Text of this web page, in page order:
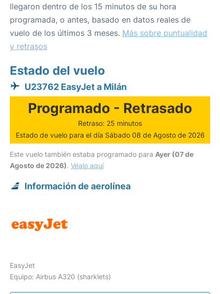
llegaron dentro de los 15 minutos de su hora
programada, o antes, basado en datos reales de
vuelo de los últimos 3 meses. Más sobre puntualidad
y retrasos
Estado del vuelo
U23762 EasyJet a Milán
Programado - Retrasado
Retraso: 25 minutos
Estado de vuelo para el día Sábado 08 de Agosto de 2026
Este vuelo también estaba programado para Ayer (07 de
Agosto de 2026). Véalo aquí
Información de aerolínea
EasyJet
Equipo: Airbus A320 (sharklets)